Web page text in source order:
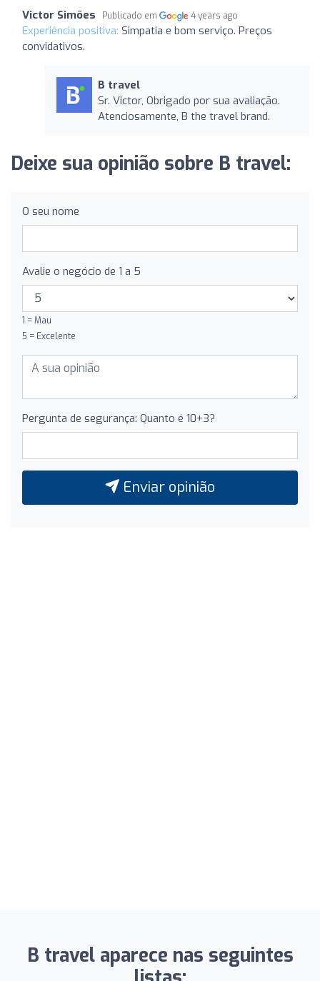
Victor Simões Publicado em 4 years ago
Experiência positiva: Simpatia e bom serviço. Preços
convidativos.
B travel
Sr. Victor, Obrigado por sua avaliação.
Atenciosamente, B the travel brand.
Deixe sua opinião sobre B travel:
O seu nome
Avalie o negócio de 1 a 5
1 = Mau
5 = Excelente
Pergunta de segurança: Quanto é 10+3?
Enviar opinião
B travel aparece nas seguintes